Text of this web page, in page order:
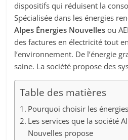
dispositifs qui réduisent la
Spécialisée dans les énergies
Alpes Énergies Nouvelles ou
des factures en électricité tout
l’environnement. De l’énergie
saine. La société propose des
Table des matières
Pourquoi choisir les
Les services que la société
Nouvelles propose